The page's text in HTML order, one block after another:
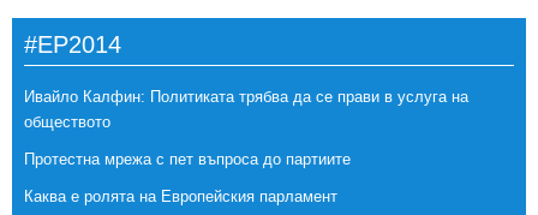
#EP2014
Ивайло Калфин: Политиката трябва да се прави в услуга на
обществото
Протестна мрежа с пет въпроса до партиите
Каква е ролята на Европейския парламент